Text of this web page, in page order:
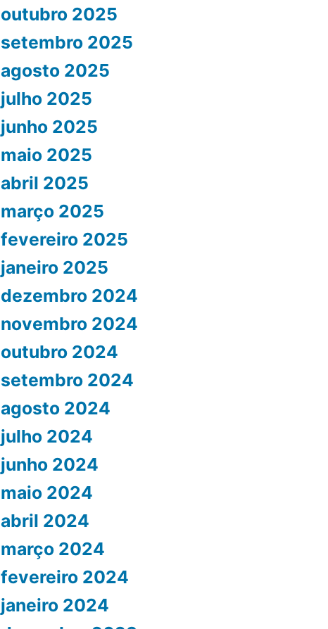
outubro 2025
setembro 2025
agosto 2025
julho 2025
junho 2025
maio 2025
abril 2025
março 2025
fevereiro 2025
janeiro 2025
dezembro 2024
novembro 2024
outubro 2024
setembro 2024
agosto 2024
julho 2024
junho 2024
maio 2024
abril 2024
março 2024
fevereiro 2024
janeiro 2024